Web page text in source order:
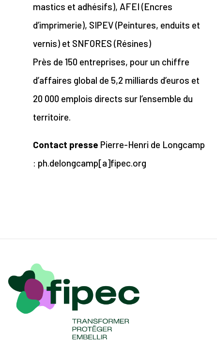
mastics et adhésifs), AFEI (Encres
d’imprimerie), SIPEV (Peintures, enduits et
vernis) et SNFORES (Résines)
Près de 150 entreprises, pour un chiffre
d’affaires global de 5,2 milliards d’euros et
20 000 emplois directs sur l’ensemble du
territoire.
Contact presse Pierre-Henri de Longcamp
: ph.delongcamp[a]fipec.org